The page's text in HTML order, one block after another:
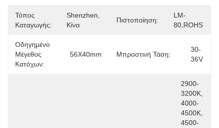
Τόπος
Καταγωγής:
Shenzhen,
Κίνα
Πιστοποίηση:
LM-
80,ROHS
Οδηγημένο
Μέγεθος
Κατόχων:
56X40mm Μπροστινή Τάση:
30-
36V
2900-
3200K,
4000-
4500K,
4500-